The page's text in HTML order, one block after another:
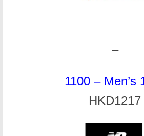
–
1100 – Men’s
HKD1217